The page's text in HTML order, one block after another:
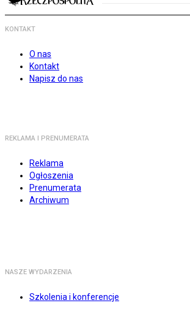
KONTAKT
O nas
Kontakt
Napisz do nas
REKLAMA I PRENUMERATA
Reklama
Ogłoszenia
Prenumerata
Archiwum
NASZE WYDARZENIA
Szkolenia i konferencje